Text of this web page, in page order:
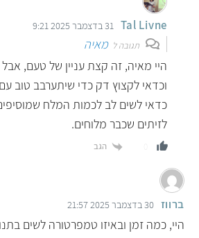
Tal Livne 31 בדצמבר 2025 9:21
תגובה למאיה
היי מאיה, זה קצת עניין של טעם, אבל
וכדאי לקצוץ דק כדי שיתערבב טוב
כדאי לשים לב לכמות המלח
לזיתים שכבר מלוחים.
הגב
ברווז 30 בדצמבר 2025 21:57
היי, כמה זמן ובאיזו טמפרטורה לשים